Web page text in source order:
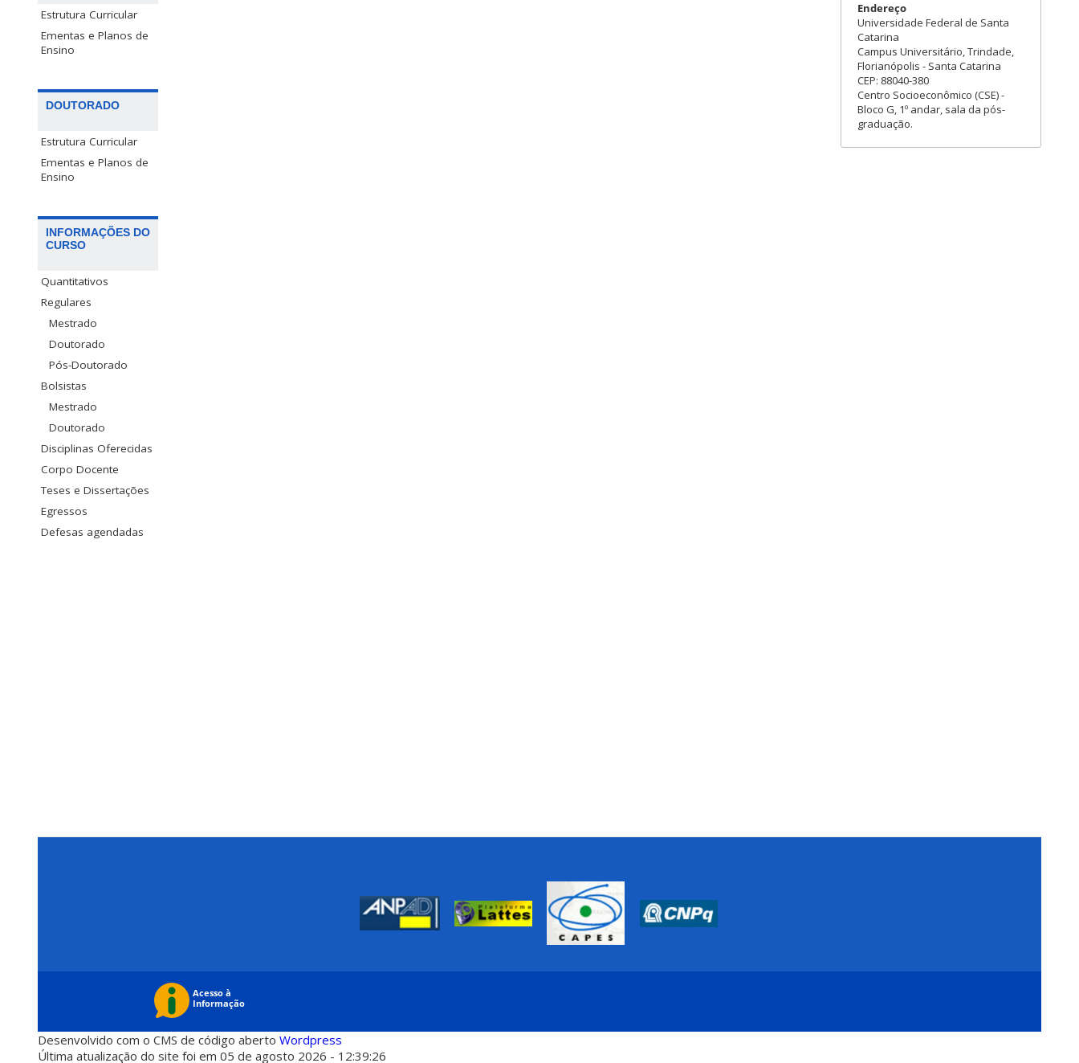
Estrutura Curricular
Ementas e Planos de
Ensino
DOUTORADO
Estrutura Curricular
Ementas e Planos de
Ensino
INFORMAÇÕES DO
CURSO
Quantitativos
Regulares
Mestrado
Doutorado
Pós-Doutorado
Bolsistas
Mestrado
Doutorado
Disciplinas Oferecidas
Corpo Docente
Teses e Dissertações
Egressos
Defesas agendadas
Endereço
Universidade Federal de Santa
Catarina
Campus Universitário, Trindade,
Florianópolis - Santa Catarina
CEP: 88040-380
Centro Socioeconômico (CSE) -
Bloco G, 1º andar, sala da pós-
graduação.
Desenvolvido com o CMS de código aberto Wordpress
Última atualização do site foi em 05 de agosto 2026 - 12:39:26